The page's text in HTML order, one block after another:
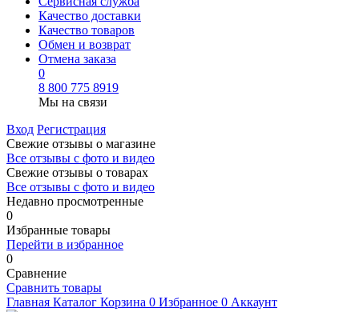
Качество доставки
Качество товаров
Обмен и возврат
Отмена заказа
0
8 800 775 8919
Мы на связи
Вход Регистрация
Свежие отзывы о магазине
Все отзывы с фото и видео
Свежие отзывы о товарах
Все отзывы c фото и видео
Недавно просмотренные
0
Избранные товары
Перейти в избранное
0
Сравнение
Сравнить товары
Главная Каталог Корзина 0 Избранное 0 Аккаунт